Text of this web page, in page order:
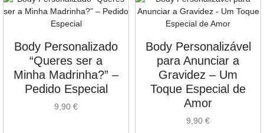
Body Personalizado
“Queres ser a
Minha Madrinha?” –
Pedido Especial
9,90 €
Body Personalizável
para Anunciar a
Gravidez – Um
Toque Especial de
Amor
9,90 €